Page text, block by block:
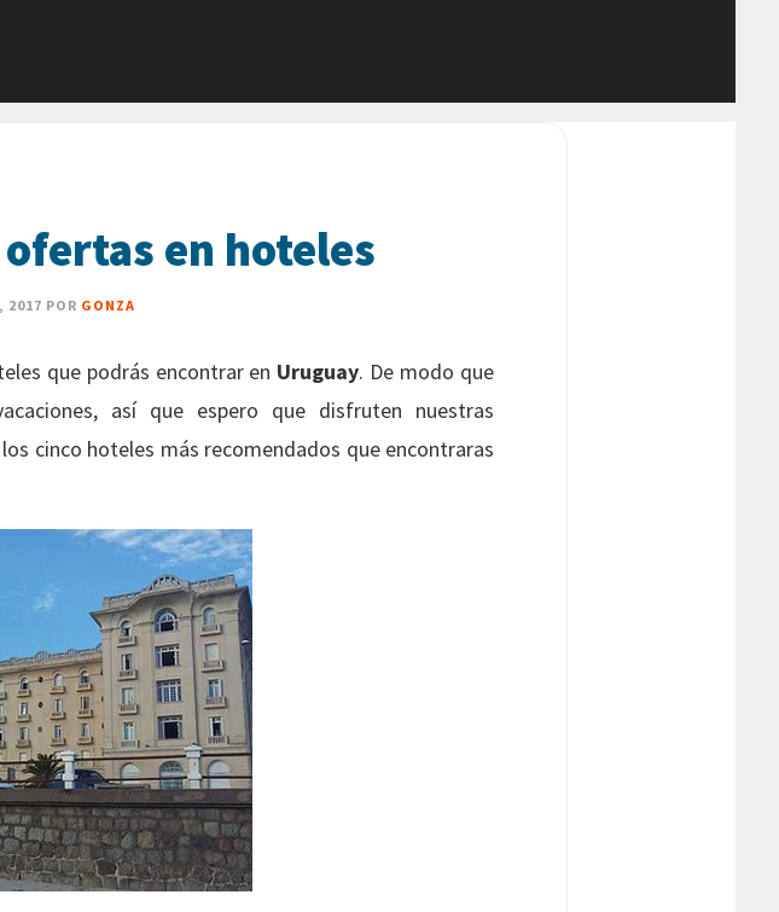
en hoteles
2017 POR GONZA
que podrás encontrar en Uruguay. De modo que
así que espero que disfruten nuestras
cinco hoteles más recomendados que encontraras